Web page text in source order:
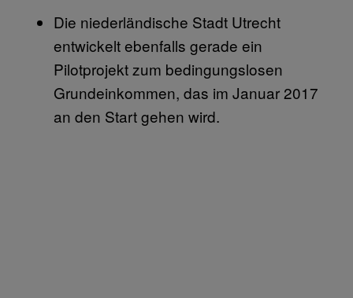
Die niederländische Stadt Utrecht
entwickelt ebenfalls gerade ein
Pilotprojekt zum bedingungslosen
Grundeinkommen, das im Januar 2017
an den Start gehen wird.